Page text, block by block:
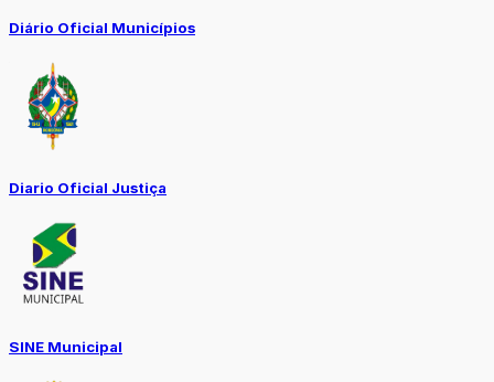
Diário Oficial Municípios
Diario Oficial Justiça
SINE Municipal